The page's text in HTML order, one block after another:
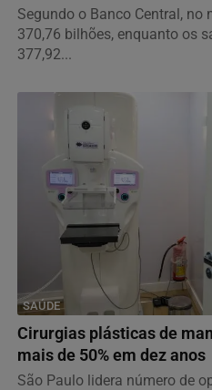
Segundo o Banco Central, no
370,76 bilhões, enquanto os
377,92...
SAÚDE
Cirurgias plásticas de
mais de 50% em dez anos
São Paulo lidera número de